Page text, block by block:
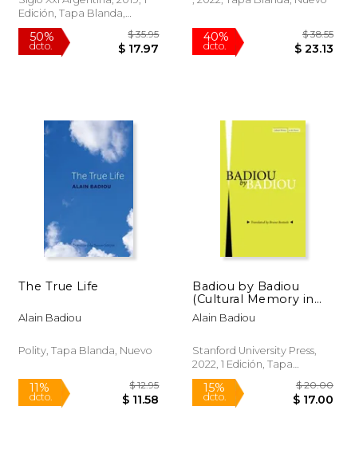
Edición, Tapa Blanda,
Nuevo
50%
dcto. $ 17.97
40%
dcto.
The True Life
Alain Badiou
Polity, Tapa Blanda, Nuevo
Badiou by Badiou
(Cultural Memory in
the Present) (en
Inglés)
Alain Badiou
Stanford University Press,
2022, 1 Edición, Tapa
Blanda, Nuevo